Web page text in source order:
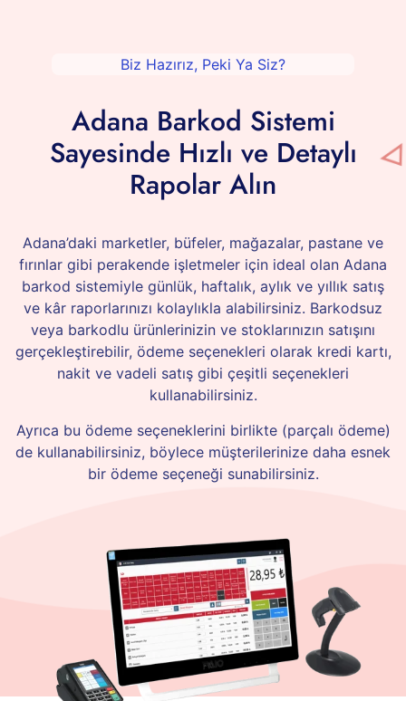
Biz Hazırız, Peki Ya Siz?
Adana Barkod Sistemi
Sayesinde Hızlı ve Detaylı
Rapolar Alın
Adana’daki marketler, büfeler, mağazalar, pastane ve
fırınlar gibi perakende işletmeler için ideal olan Adana
barkod sistemiyle günlük, haftalık, aylık ve yıllık satış
ve kâr raporlarınızı kolaylıkla alabilirsiniz. Barkodsuz
veya barkodlu ürünlerinizin ve stoklarınızın satışını
gerçekleştirebilir, ödeme seçenekleri olarak kredi kartı,
nakit ve vadeli satış gibi çeşitli seçenekleri
kullanabilirsiniz.
Ayrıca bu ödeme seçeneklerini birlikte (parçalı ödeme)
de kullanabilirsiniz, böylece müşterilerinize daha esnek
bir ödeme seçeneği sunabilirsiniz.